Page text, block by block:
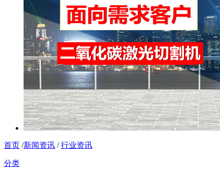
首页 /新闻资讯 /行业资讯
分类